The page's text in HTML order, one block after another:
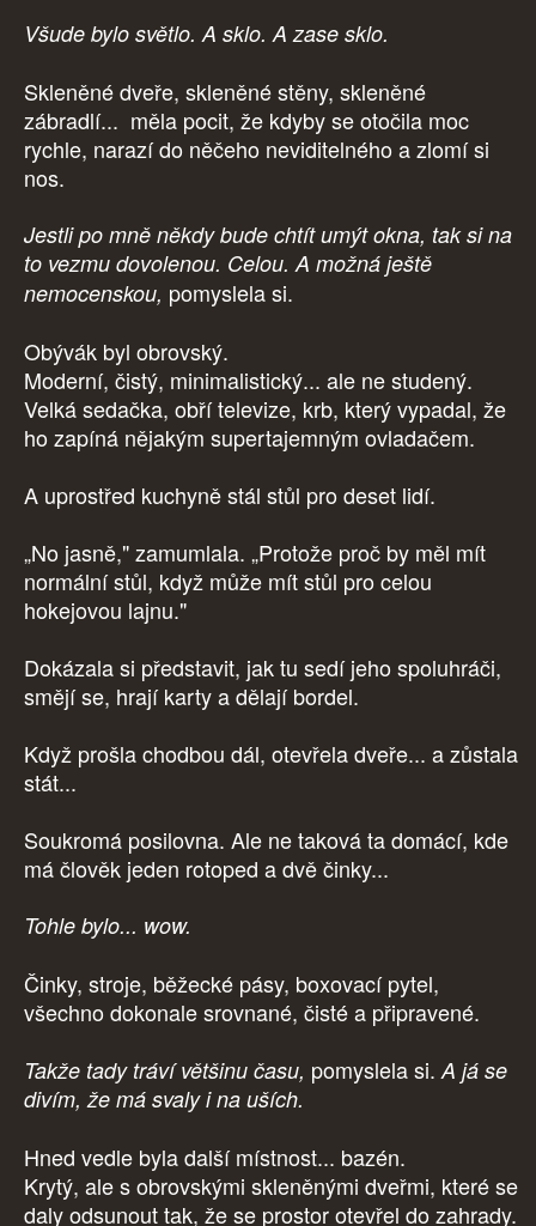
Všude bylo světlo. A sklo. A zase sklo.
Skleněné dveře, skleněné stěny, skleněné
zábradlí... měla pocit, že kdyby se otočila moc
rychle, narazí do něčeho neviditelného a zlomí si
nos.
Jestli po mně někdy bude chtít umýt okna, tak si na
to vezmu dovolenou. Celou. A možná ještě
nemocenskou, pomyslela si.
Obývák byl obrovský.
Moderní, čistý, minimalistický... ale ne studený.
Velká sedačka, obří televize, krb, který vypadal, že
ho zapíná nějakým supertajemným ovladačem.
A uprostřed kuchyně stál stůl pro deset lidí.
„No jasně," zamumlala. „Protože proč by měl mít
normální stůl, když může mít stůl pro celou
hokejovou lajnu."
Dokázala si představit, jak tu sedí jeho spoluhráči,
smějí se, hrají karty a dělají bordel.
Když prošla chodbou dál, otevřela dveře... a zůstala
stát...
Soukromá posilovna. Ale ne taková ta domácí, kde
má člověk jeden rotoped a dvě činky...
Tohle bylo... wow.
Činky, stroje, běžecké pásy, boxovací pytel,
všechno dokonale srovnané, čisté a připravené.
Takže tady tráví většinu času, pomyslela si.A já se
divím, že má svaly i na uších.
Hned vedle byla další místnost... bazén.
Krytý, ale s obrovskými skleněnými dveřmi, které se
daly odsunout tak, že se prostor otevřel do zahrady.